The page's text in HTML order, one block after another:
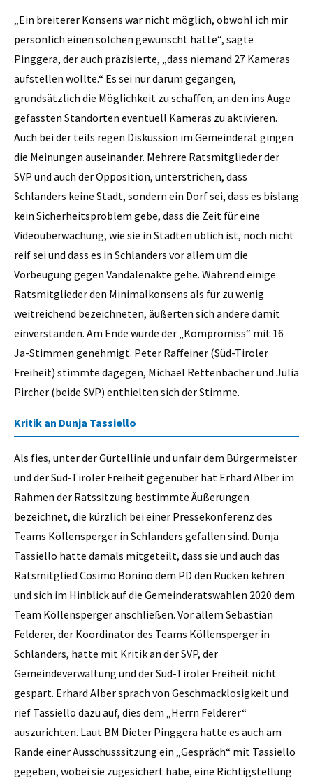
„Ein breiterer Konsens war nicht möglich, obwohl ich mir
persönlich einen solchen gewünscht hätte“, sagte
Pinggera, der auch präzisierte, „dass niemand 27 Kameras
aufstellen wollte.“ Es sei nur darum gegangen,
grundsätzlich die Möglichkeit zu schaffen, an den ins Auge
gefassten Standorten eventuell Kameras zu aktivieren.
Auch bei der teils regen Diskussion im Gemeinderat gingen
die Meinungen auseinander. Mehrere Ratsmitglieder der
SVP und auch der Opposition, unterstrichen, dass
Schlanders keine Stadt, sondern ein Dorf sei, dass es bislang
kein Sicherheitsproblem gebe, dass die Zeit für eine
Videoüberwachung, wie sie in Städten üblich ist, noch nicht
reif sei und dass es in Schlanders vor allem um die
Vorbeugung gegen Vandalenakte gehe. Während einige
Ratsmitglieder den Minimalkonsens als für zu wenig
weitreichend bezeichneten, äußerten sich andere damit
einverstanden. Am Ende wurde der „Kompromiss“ mit 16
Ja-Stimmen genehmigt. Peter Raffeiner (Süd-Tiroler
Freiheit) stimmte dagegen, Michael Rettenbacher und Julia
Pircher (beide SVP) enthielten sich der Stimme.
Kritik an Dunja Tassiello
Als fies, unter der Gürtellinie und unfair dem Bürgermeister
und der Süd-Tiroler Freiheit gegenüber hat Erhard Alber im
Rahmen der Ratssitzung bestimmte Äußerungen
bezeichnet, die kürzlich bei einer Pressekonferenz des
Teams Köllensperger in Schlanders gefallen sind. Dunja
Tassiello hatte damals mitgeteilt, dass sie und auch das
Ratsmitglied Cosimo Bonino dem PD den Rücken kehren
und sich im Hinblick auf die Gemeinderatswahlen 2020 dem
Team Köllensperger anschließen. Vor allem Sebastian
Felderer, der Koordinator des Teams Köllensperger in
Schlanders, hatte mit Kritik an der SVP, der
Gemeindeverwaltung und der Süd-Tiroler Freiheit nicht
gespart. Erhard Alber sprach von Geschmacklosigkeit und
rief Tassiello dazu auf, dies dem „Herrn Felderer“
auszurichten. Laut BM Dieter Pinggera hatte es auch am
Rande einer Ausschusssitzung ein „Gespräch“ mit Tassiello
gegeben, wobei sie zugesichert habe, eine Richtigstellung